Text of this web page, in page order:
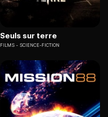
Seuls sur terre
FILMS SCIENCE-FICTION